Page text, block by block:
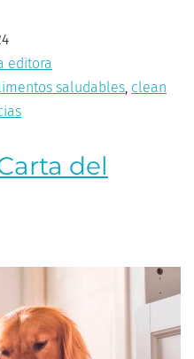
editora
saludables, clean
del